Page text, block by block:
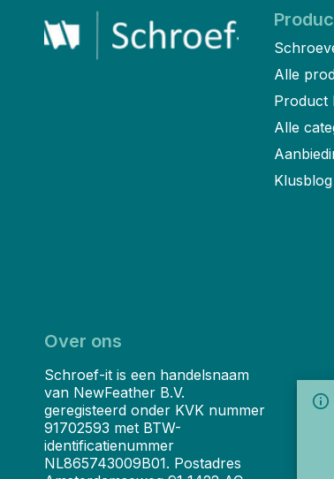
Alle
Product
Alle
Klusblog
Over ons
Schroef-it is een handelsnaam
van NewFeather B.V.
geregisteerd onder KVK nummer
91702593 met BTW-
identificatienummer
NL865743009B01. Postadres